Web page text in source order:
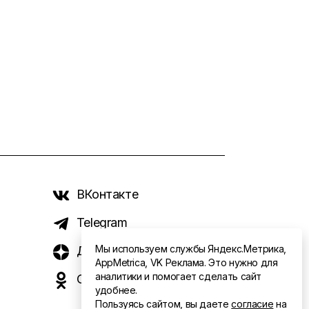
ВКонтакте
Telegram
Дзен
Одноклассники
Мы используем службы Яндекс.Метрика,
AppMetrica, VK Реклама. Это нужно для
аналитики и помогает сделать сайт
удобнее.
Пользуясь сайтом, вы даетесогласие на